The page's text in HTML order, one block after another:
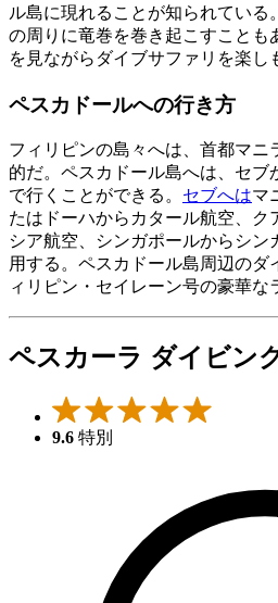
ル島に現れることが知られている
の周りに竜巻を巻き起こすことも
を見ながらダイブサファリを楽し
ペスカドールへの行き方
フィリピンの島々へは、首都マニ
的だ。ペスカドール島へは、セブ
で行くことができる。 セブへはマ
たはドーハからカタール航空、ク
シア航空、シンガポールからシン
用する。ペスカドール島周辺のダ
ィリピン・セイレーン号の豪華な
ペスカーラ ダイビン
9.6 特別